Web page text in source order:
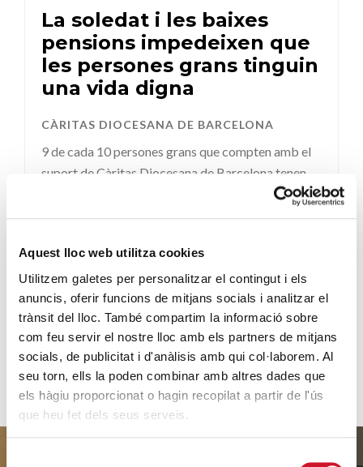
Aquest lloc web utilitza cookies
Utilitzem galetes per personalitzar el contingut i els
anuncis, oferir funcions de mitjans socials i analitzar el
trànsit del lloc. També compartim la informació sobre
com feu servir el nostre lloc amb els partners de mitjans
socials, de publicitat i d'anàlisis amb qui col·laborem. Al
seu torn, ells la poden combinar amb altres dades que
els hàgiu proporcionat o hagin recopilat a partir de l'ús
que heu fet dels seus serveis.
La soledat i les baixes
pensions impedeixen que
les persones grans tinguin
una vida digna
CÀRITAS DIOCESANA DE BARCELONA
9 de cada 10 persones grans que compten amb el
suport de Càritas Diocesana de Barcelona tenen
VEURE'N MÉS